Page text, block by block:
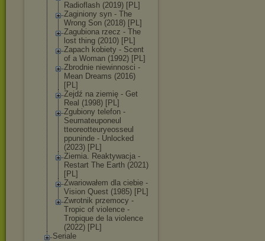
Radioflash (2019) [PL]
Zaginiony syn - The
Wrong Son (2018) [PL]
Zagubiona rzecz - The
lost thing (2010) [PL]
Zapach kobiety - Scent
of a Woman (1992) [PL]
Zbrodnie niewinnosci -
Mean Dreams (2016)
[PL]
Zejdź na ziemię - Get
Real (1998) [PL]
Zgubiony telefon -
Seumateuponeul
tteoreotteuryeosseul
ppuninde - Unlocked
(2023) [PL]
Ziemia. Reaktywacja -
Restart The Earth (2021)
[PL]
Zwariowałem dla ciebie -
Vision Quest (1985) [PL]
Zwrotnik przemocy -
Tropic of violence -
Tropique de la violence
(2022) [PL]
Seriale